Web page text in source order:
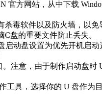
官方网站，从中下载
杀毒软件以及防火墙，以免
盘的重要文件防止丢失。
启动盘设置为优先开机启动
。注意，由于制作启动盘时
工具，选择你的 U 盘作为